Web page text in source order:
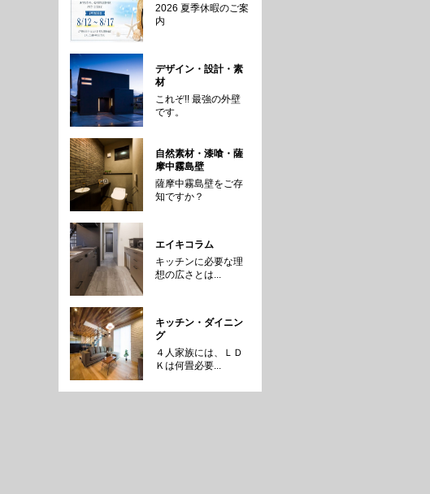
2026 夏季休暇のご案
内
デザイン・設計・素
材
これぞ!! 最強の外壁
です。
自然素材・漆喰・薩
摩中霧島壁
薩摩中霧島壁をご存
知ですか？
エイキコラム
キッチンに必要な理
想の広さとは...
キッチン・ダイニン
グ
４人家族には、ＬＤ
Ｋは何畳必要...